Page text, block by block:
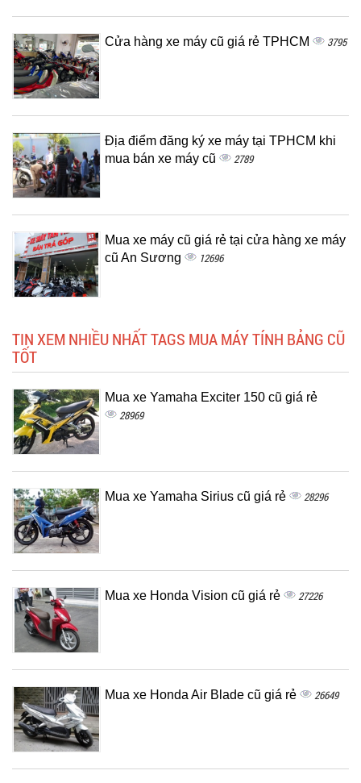
Cửa hàng xe máy cũ giá rẻ TPHCM 3795
Địa điểm đăng ký xe máy tại TPHCM khi
mua bán xe máy cũ
2789
Mua xe máy cũ giá rẻ tại cửa hàng xe máy
cũ An Sương
12696
TIN XEM NHIỀU NHẤT TAGS MUA MÁY TÍNH BẢNG CŨ
TỐT
Mua xe Yamaha Exciter 150 cũ giá rẻ
28969
Mua xe Yamaha Sirius cũ giá rẻ 28296
Mua xe Honda Vision cũ giá rẻ 27226
Mua xe Honda Air Blade cũ giá rẻ 26649